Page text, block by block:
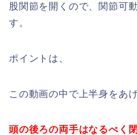
股関節を開くので、関節可
す。
ポイントは、
この動画の中で上半身をあ
頭の後ろの両手はなるべく